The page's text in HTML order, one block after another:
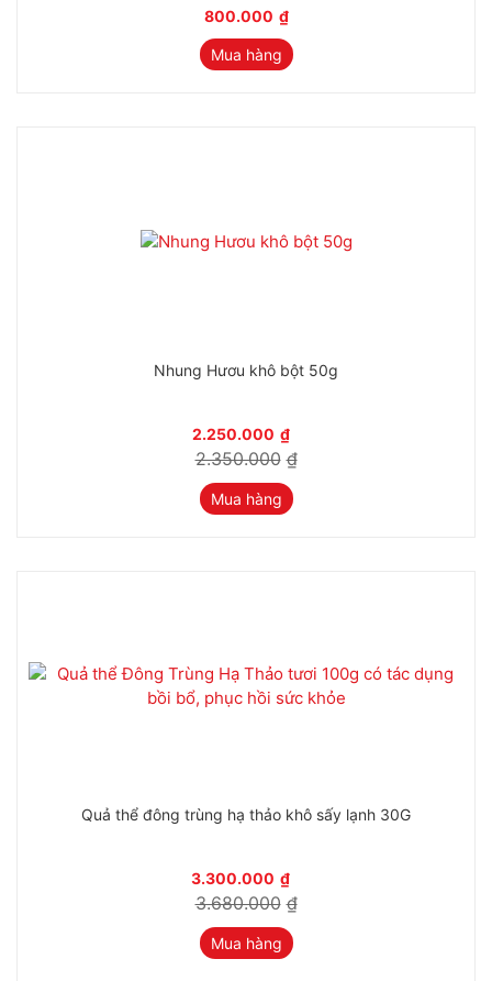
800.000 ₫
Mua hàng
Nhung Hươu khô bột 50g
2.250.000 ₫
2.350.000 ₫
Mua hàng
Quả thể đông trùng hạ thảo khô sấy lạnh 30G
3.300.000 ₫
3.680.000 ₫
Mua hàng